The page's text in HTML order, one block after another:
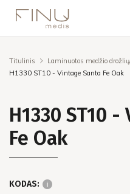
Titulinis
Laminuotos medžio
H1330 ST10 - Vintage Santa Fe Oak
H1330 ST10
Fe Oak
KODAS: